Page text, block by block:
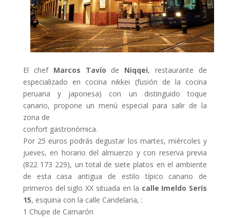
El chef Marcos Tavío de Niqqei, restaurante de
especializado en cocina nikkei (fusión de la cocina
peruana y japonesa) con un distinguido toque
canario, propone un menú especial para salir de la
zona de
confort gastronómica.
Por 25 euros podrás degustar los martes, miércoles y
jueves, en horario del almuerzo y con reserva previa
(822 173 229), un total de siete platos en el ambiente
de esta casa antigua de estilo típico canario de
primeros del siglo XX situada en la calle Imeldo Serís
15, esquina con la calle Candelaria, :
1 Chupe de Camarón